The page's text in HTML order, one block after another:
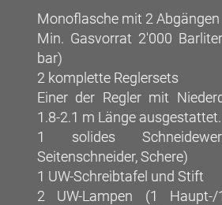
Monoflasche mit 2 Abgängen
Min. Gasvorrat 2'000
bar)
2 komplette Reglersets
Einer der Regler mit
1.8-2.1 m Länge ausgestattet.
1 solides
Seitenschneider, Schere)
1 UW-Schreibtafel und Stift
2 UW-Lampen (1 Haupt-/